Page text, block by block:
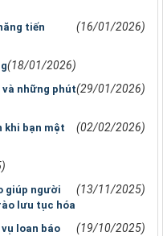
tiến
(16/01/2026)
(18/01/2026)
và những phút(29/01/2026)
khi bạn mệt
(02/02/2026)
giúp người
lưu tục hóa
(13/11/2025)
loan báo
(19/10/2025)